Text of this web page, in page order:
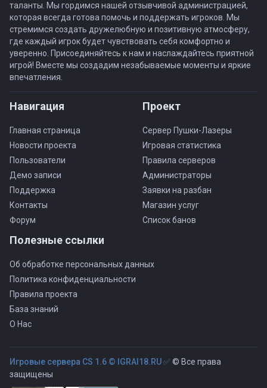
таланты. Мы гордимся нашей отзывчивой администрацией,
которая всегда готова помочь и поддержать игроков. Мы
стремимся создать дружелюбную и позитивную атмосферу,
где каждый игрок будет чувствовать себя комфортно и
уверенно. Присоединяйтесь к нам и наслаждайтесь приятной
игрой! Вместе мы создадим незабываемые моменты и яркие
впечатления.
Навигация
Главная страница
Новости проекта
Пользователи
Демо записи
Поддержка
Контакты
Форум
Проект
Сервер Пушки-Лазеры
Игровая статистика
Правила серверов
Администраторы
Заявки на разбан
Магазин услуг
Список банов
Полезные ссылки
Об обработке персональных данных
Политика конфиденциальности
Правила проекта
База знаний
О Нас
Игровые сервера CS 1.6 © IGRAI18.RU ✅© Все права
защищены